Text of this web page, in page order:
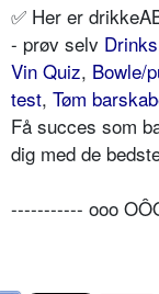
✅ Her er
- prøv selv Drinks
Vin Quiz, Bowle/
test, Tøm
Få succes som
dig med de
----------- ooo